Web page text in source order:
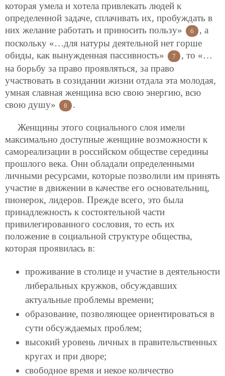
которая умела и хотела привлекать людей к
определенной задаче, сплачивать их, пробуждать в
них желание работать и приносить пользу»
6
, а
поскольку «…для натуры деятельной нет горше
обиды, как вынужденная пассивность»
7
, то «…
на борьбу за право проявляться, за право
участвовать в созидании жизни отдала эта молодая,
умная славная женщина всю свою энергию, всю
свою душу»
8 .
Женщины этого социального слоя имели
максимально доступные женщине возможности к
самореализации в российском обществе середины
прошлого века. Они обладали определенными
личными ресурсами, которые позволили им принять
участие в движении в качестве его основательниц,
пионерок, лидеров. Прежде всего, это была
принадлежность к состоятельной части
привилегированного сословия, то есть их
положение в социальной структуре общества,
которая проявилась в:
проживание в столице и участие в деятельности
либеральных кружков, обсуждавших
актуальные проблемы времени;
образование, позволяющее ориентироваться в
сути обсуждаемых проблем;
высокий уровень личных в правительственных
кругах и при дворе;
свободное время и некое количество